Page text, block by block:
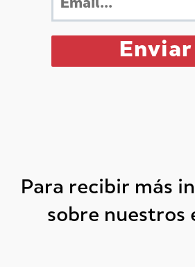
Para recibir más
sobre nuestros